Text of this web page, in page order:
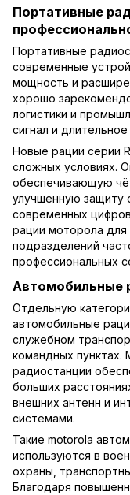
Портативные
Портативные
современные
мощность и
хорошо
логистики и
сигнал и
Новые рации серии
сложных условиях.
обеспечивающую
улучшенную защиту
современных
рации моторола для
подразделений
профессиональных
Автомобильные
Отдельную
автомобильные
служебном
командных пунктах.
радиостанции
больших
внешних антенн и
системами.
Такие motorola
используются в
охраны,
Благодаря